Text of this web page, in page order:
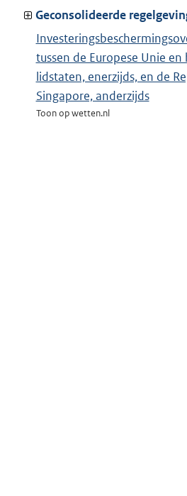
Geconsolideerde
tussen de Europese Unie en
lidstaten, enerzijds, en de
Singapore, anderzijds
Toon op wetten.nl